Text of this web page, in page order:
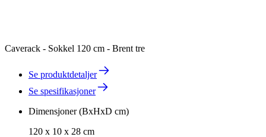
Caverack - Sokkel 120 cm - Brent tre
Se produktdetaljer
Se spesifikasjoner
Dimensjoner (BxHxD cm)
120 x 10 x 28 cm